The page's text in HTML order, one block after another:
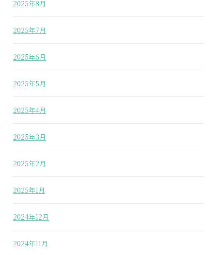
2025年8月
2025年7月
2025年6月
2025年5月
2025年4月
2025年3月
2025年2月
2025年1月
2024年12月
2024年11月